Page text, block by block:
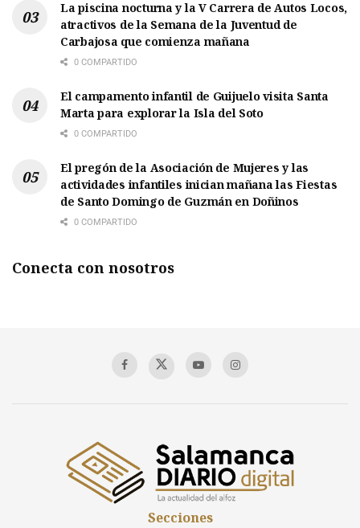
La piscina nocturna y la V Carrera de Autos Locos,
atractivos de la Semana de la Juventud de
Carbajosa que comienza mañana
0 COMPARTIDO
El campamento infantil de Guijuelo visita Santa
Marta para explorar la Isla del Soto
0 COMPARTIDO
El pregón de la Asociación de Mujeres y las
actividades infantiles inician mañana las Fiestas
de Santo Domingo de Guzmán en Doñinos
0 COMPARTIDO
Conecta con nosotros
Secciones